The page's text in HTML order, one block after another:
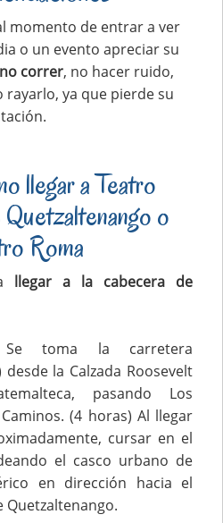
momento de entrar a ver
o un evento apreciar su
no correr, no hacer ruido,
rayarlo, ya que pierde su
llegar a Teatro
o
Roma
llegar a la cabecera de
toma la carretera
la Calzada Roosevelt
pasando Los
(4 horas) Al llegar
cursar en el
el casco urbano de
en dirección hacia el
Quetzaltenango.